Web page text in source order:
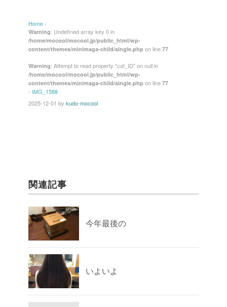
Home ›
Warning: Undefined array key 0 in
/home/mocool/mocool.jp/public_html/wp-
content/themes/minimaga-child/single.php on line 77
Warning: Attempt to read property "cat_ID" on null in
/home/mocool/mocool.jp/public_html/wp-
content/themes/minimaga-child/single.php on line 77
› IMG_1588
2025-12-01 by kudo-mocool
関連記事
今年最後の
いよいよ